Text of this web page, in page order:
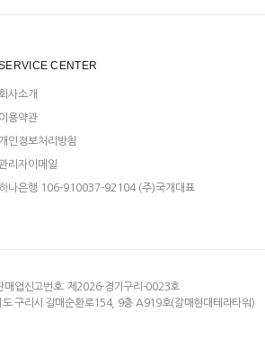
CENTER
사소개
이용약관
개인정보처리방침
리자이메일
하나은행 106-910037-92104 (주)국개대표
매업신고번호: 제2026-경기구리-0023호
도 구리시 갈매순환로154, 9층 A919호(갈매현대테라타워)